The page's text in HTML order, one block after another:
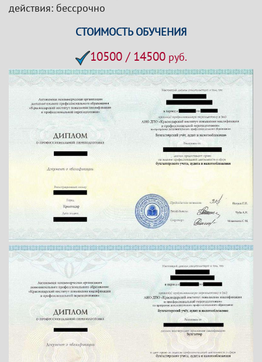
действия: бессрочно
СТОИМОСТЬ ОБУЧЕНИЯ
10500 / 14500руб.